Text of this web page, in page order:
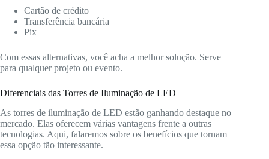
Cartão de crédito
Transferência bancária
Pix
Com essas alternativas, você acha a melhor solução. Serve
para qualquer projeto ou evento.
Diferenciais das Torres de Iluminação de LED
As torres de iluminação de LED estão ganhando destaque no
mercado. Elas oferecem várias vantagens frente a outras
tecnologias. Aqui, falaremos sobre os benefícios que tornam
essa opção tão interessante.